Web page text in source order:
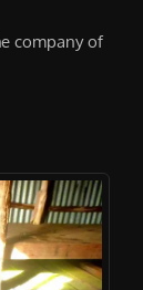
company of